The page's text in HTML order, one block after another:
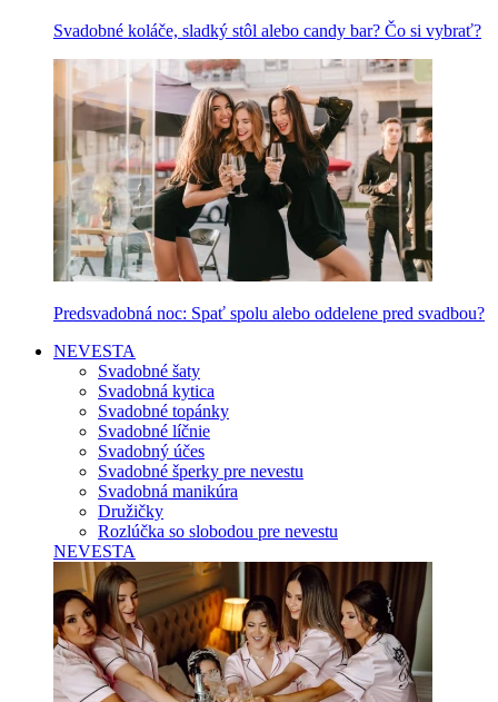
Svadobné koláče, sladký stôl alebo candy bar? Čo si vybrať?
Predsvadobná noc: Spať spolu alebo oddelene pred svadbou?
NEVESTA
Svadobné šaty
Svadobná kytica
Svadobné topánky
Svadobné líčnie
Svadobný účes
Svadobné šperky pre nevestu
Svadobná manikúra
Družičky
Rozlúčka so slobodou pre nevestu
NEVESTA